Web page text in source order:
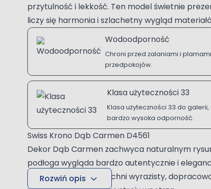
przytulność i lekkość. Ten model świetnie
liczy się harmonia i szlachetny wygląd
Wodoodporność
Chroni przed zalaniami i
przedpokojów.
Klasa użyteczności 33
Klasa użyteczności 33 do
bardzo wysoka odporność.
Swiss Krono Dąb Carmen D4561
Dekor Dąb Carmen zachwyca naturalnym
podłoga wygląda bardzo autentycznie i
nadając całej powierzchni wyrazisty,
Rozwiń opis